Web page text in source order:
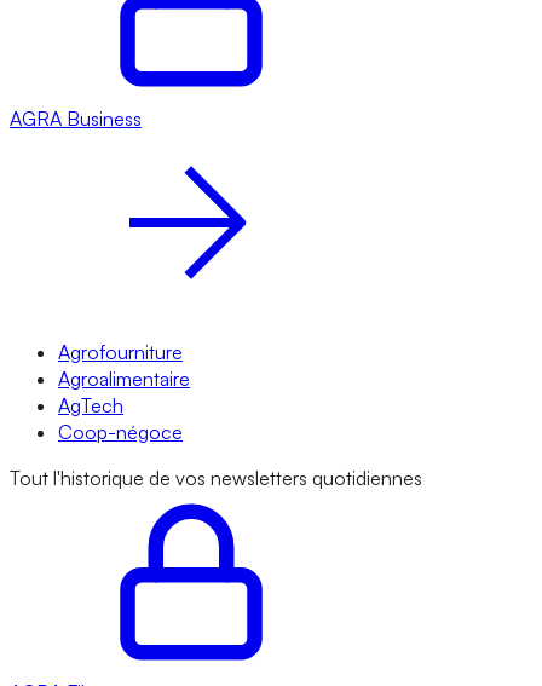
AGRA Business
Agrofourniture
Agroalimentaire
AgTech
Coop-négoce
Tout l'historique de vos newsletters quotidiennes